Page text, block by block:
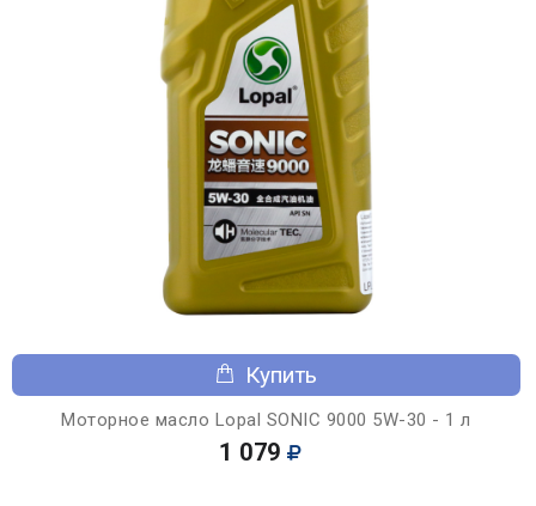
Купить
Моторное масло Lopal SONIC 9000 5W-30 - 1 л
1 079